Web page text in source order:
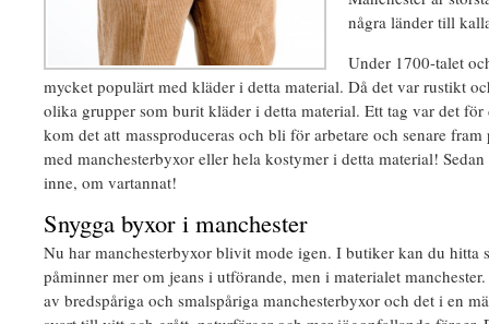
några länder till
Under 1700-talet
mycket populärt med kläder i detta material. Då det var rustikt
olika grupper som burit kläder i detta material. Ett tag var det
kom det att massproduceras och bli för arbetare och senare
med manchesterbyxor eller hela kostymer i detta material!
inne, om vartannat!
Snygga byxor i manchester
Nu har manchesterbyxor blivit mode igen. I butiker kan du hitta
påminner mer om jeans i utförande, men i materialet
av bredspåriga och smalspåriga manchesterbyxor och det i en